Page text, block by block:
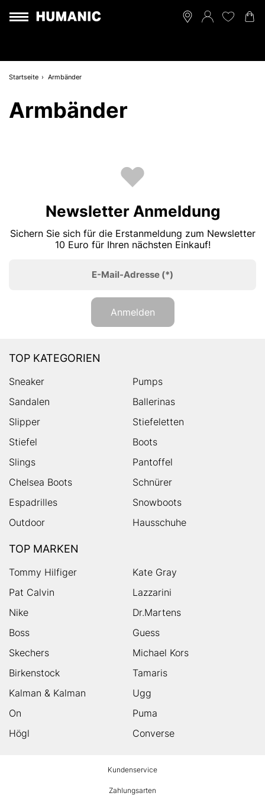
Startseite Armbänder
Armbänder
Newsletter Anmeldung
Sichern Sie sich für die Erstanmeldung zum Newsletter
10 Euro für Ihren nächsten Einkauf!
E-Mail-Adresse (*)
Anmelden
TOP KATEGORIEN
Sneaker
Pumps
Sandalen
Ballerinas
Slipper
Stiefeletten
Stiefel
Boots
Slings
Pantoffel
Chelsea Boots
Schnürer
Espadrilles
Snowboots
Outdoor
Hausschuhe
TOP MARKEN
Tommy Hilfiger
Kate Gray
Pat Calvin
Lazzarini
Nike
Dr.Martens
Boss
Guess
Skechers
Michael Kors
Birkenstock
Tamaris
Kalman & Kalman
Ugg
On
Puma
Högl
Converse
Kundenservice
Zahlungsarten